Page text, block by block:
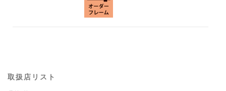
取扱店リスト